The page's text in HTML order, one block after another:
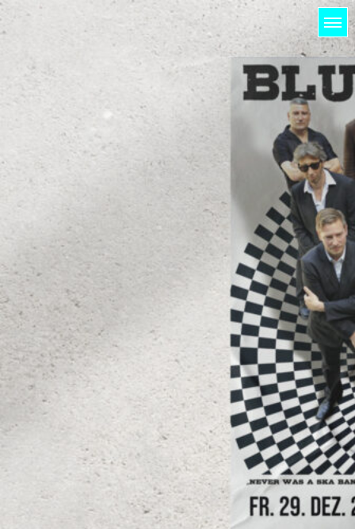
HOME
LICHTUNG
PROJEKTE
KUNDEN
KONTAKT